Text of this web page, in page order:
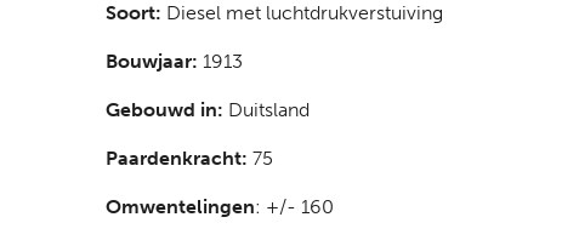
Soort: Diesel met luchtdrukverstuiving
Bouwjaar: 1913
Gebouwd in: Duitsland
Paardenkracht: 75
Omwentelingen: +/- 160